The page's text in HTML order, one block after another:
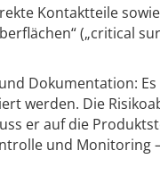
Kontaktteile
(„critical
Dokumentation:
werden. Die
er auf die
und Monitoring